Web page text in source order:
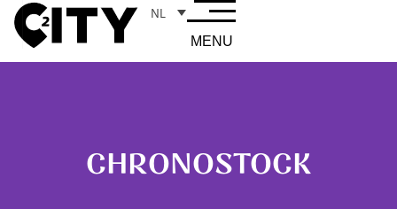
NL
MENU
CHRONOSTOCK